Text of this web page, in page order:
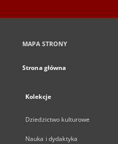
MAPA STRONY
Strona główna
Kolekcje
Dziedzictwo kulturowe
Nauka i dydaktyka